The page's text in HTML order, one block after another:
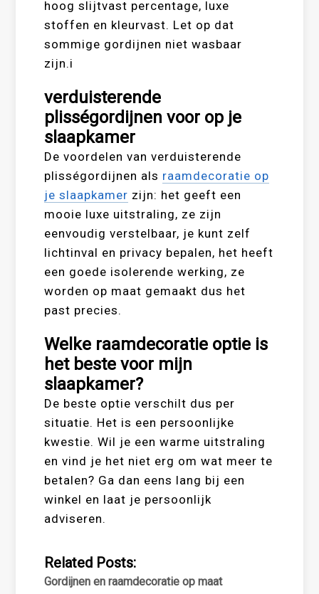
hoog slijtvast percentage, luxe
stoffen en kleurvast. Let op dat
sommige gordijnen niet wasbaar
zijn.i
verduisterende
plisségordijnen voor op je
slaapkamer
De voordelen van verduisterende
plisségordijnen als raamdecoratie op
je slaapkamer zijn: het geeft een
mooie luxe uitstraling, ze zijn
eenvoudig verstelbaar, je kunt zelf
lichtinval en privacy bepalen, het heeft
een goede isolerende werking, ze
worden op maat gemaakt dus het
past precies.
Welke raamdecoratie optie is
het beste voor mijn
slaapkamer?
De beste optie verschilt dus per
situatie. Het is een persoonlijke
kwestie. Wil je een warme uitstraling
en vind je het niet erg om wat meer te
betalen? Ga dan eens lang bij een
winkel en laat je persoonlijk
adviseren.
Related Posts:
Gordijnen en raamdecoratie op maat